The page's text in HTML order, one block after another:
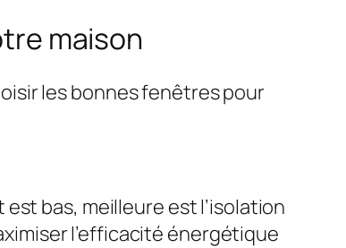
maison
les bonnes fenêtres pour
bas, meilleure est l’isolation
l’efficacité énergétique